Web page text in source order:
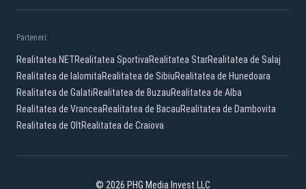
Parteneri:
Realitatea.NETRealitatea SportivaRealitatea StarRealitatea de Salaj
Realitatea de IalomitaRealitatea de SibiuRealitatea de Hunedoara
Realitatea de GalatiRealitatea de BuzauRealitatea de Alba
Realitatea de VranceaRealitatea de BacauRealitatea de Dambovita
Realitatea de OltRealitatea de Craiova
© 2026 PHG Media Invest LLC